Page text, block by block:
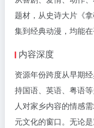
题材，从史诗大片《
集到经典动漫，均能在
内容深度
资源年份跨度从早期
持国语、英语、粤语
人对家乡内容的情感
元文化的窗口。无论